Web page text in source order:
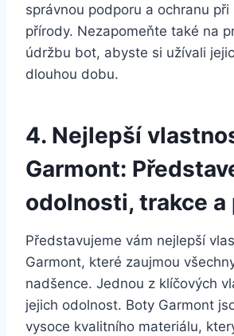
správnou⁤ podporu ‌a ochranu
přírody. ⁢Nezapomeňte také na
údržbu bot, abyste si užívali
dlouhou⁣ dobu.
4. ⁣Nejlepší
Garmont:
odolnosti, trakce a
Představujeme‍ vám nejlepší
Garmont, které zaujmou
nadšence.⁢ Jednou z klíčových
jejich odolnost. Boty ‍Garmont
⁢vysoce kvalitního materiálu,